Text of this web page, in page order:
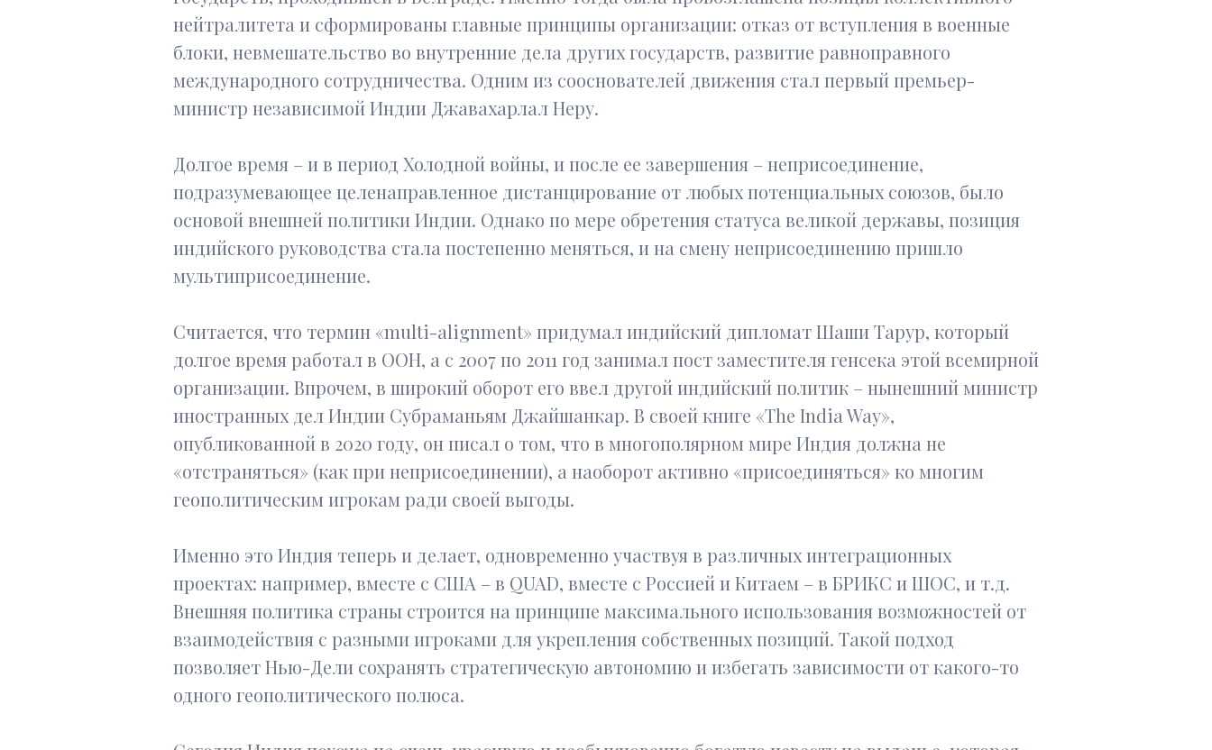
нейтралитета и сформированы главные принципы организации: отказ от вступления в военные
блоки, невмешательство во внутренние дела других государств, развитие равноправного
международного сотрудничества. Одним из сооснователей движения стал первый премьер-
министр независимой Индии Джавахарлал Неру.
Долгое время – и в период Холодной войны, и после ее завершения – неприсоединение,
подразумевающее целенаправленное дистанцирование от любых потенциальных союзов, было
основой внешней политики Индии. Однако по мере обретения статуса великой державы, позиция
индийского руководства стала постепенно меняться, и на смену неприсоединению пришло
мультиприсоединение.
Считается, что термин «multi-alignment» придумал индийский дипломат Шаши Тарур, который
долгое время работал в ООН, а с 2007 по 2011 год занимал пост заместителя генсека этой всемирной
организации. Впрочем, в широкий оборот его ввел другой индийский политик – нынешний министр
иностранных дел Индии Субраманьям Джайшанкар. В своей книге «The India Way»,
опубликованной в 2020 году, он писал о том, что в многополярном мире Индия должна не
«отстраняться» (как при неприсоединении), а наоборот активно «присоединяться» ко многим
геополитическим игрокам ради своей выгоды.
Именно это Индия теперь и делает, одновременно участвуя в различных интеграционных
проектах: например, вместе с США – в QUAD, вместе с Россией и Китаем – в БРИКС и ШОС, и т.д.
Внешняя политика страны строится на принципе максимального использования возможностей от
взаимодействия с разными игроками для укрепления собственных позиций. Такой подход
позволяет Нью-Дели сохранять стратегическую автономию и избегать зависимости от какого-то
одного геополитического полюса.